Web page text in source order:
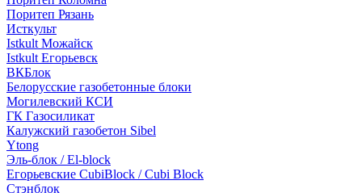
Поритеп Рязань
Исткульт
Istkult Можайск
Istkult Егорьевск
ВКБлок
Белорусские газобетонные блоки
Могилевский КСИ
ГК Газосиликат
Калужский газобетон Sibel
Ytong
Эль-блок / El-block
Егорьевские CubiBlock / Cubi Block
Стэнблок